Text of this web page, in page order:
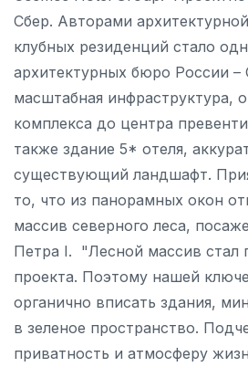
Сбер. Авторами
клубных резиденций стало
архитектурных бюро России –
масштабная инфраструктура,
комплекса до центра
также здание 5* отеля,
существующий ландшафт.
то, что из панорамных окон
массив северного леса,
Петра I. "Лесной массив стал
проекта. Поэтому нашей
органично вписать здания,
в зеленое пространство.
приватность и атмосферу